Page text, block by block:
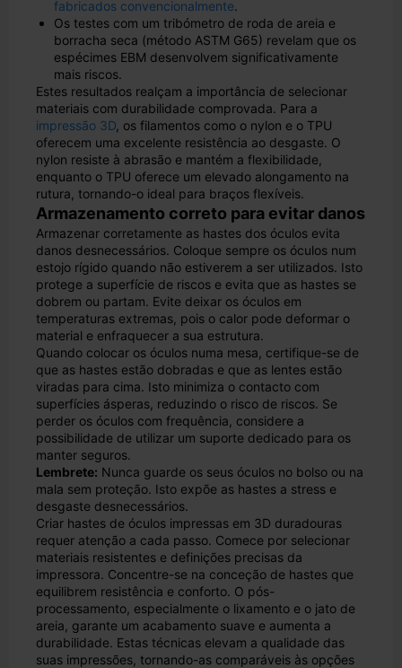
fabricados convencionalmente.
Os testes com um tribómetro de roda de areia e
borracha seca (método ASTM G65) revelam que os
espécimes EBM desenvolvem significativamente
mais riscos.
Estes resultados realçam a importância de selecionar
materiais com durabilidade comprovada. Para a
impressão 3D , os filamentos como o nylon e o TPU
oferecem uma excelente resistência ao desgaste. O
nylon resiste à abrasão e mantém a flexibilidade,
enquanto o TPU oferece um elevado alongamento na
rutura, tornando-o ideal para braços flexíveis.
Armazenamento correto para evitar danos
Armazenar corretamente as hastes dos óculos evita
danos desnecessários. Coloque sempre os óculos num
estojo rígido quando não estiverem a ser utilizados. Isto
protege a superfície de riscos e evita que as hastes se
dobrem ou partam. Evite deixar os óculos em
temperaturas extremas, pois o calor pode deformar o
material e enfraquecer a sua estrutura.
Quando colocar os óculos numa mesa, certifique-se de
que as hastes estão dobradas e que as lentes estão
viradas para cima. Isto minimiza o contacto com
superfícies ásperas, reduzindo o risco de riscos. Se
perder os óculos com frequência, considere a
possibilidade de utilizar um suporte dedicado para os
manter seguros.
Lembrete: Nunca guarde os seus óculos no bolso ou na
mala sem proteção. Isto expõe as hastes a stress e
desgaste desnecessários.
Criar hastes de óculos impressas em 3D duradouras
requer atenção a cada passo. Comece por selecionar
materiais resistentes e definições precisas da
impressora. Concentre-se na conceção de hastes que
equilibrem resistência e conforto. O pós-
processamento, especialmente o lixamento e o jato de
areia, garante um acabamento suave e aumenta a
durabilidade. Estas técnicas elevam a qualidade das
suas impressões, tornando-as comparáveis às opções